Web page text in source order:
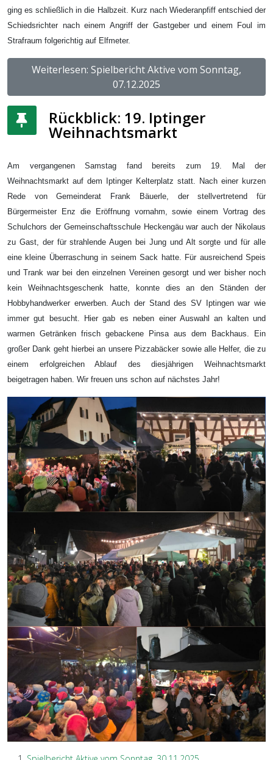
ging es schließlich in die Halbzeit. Kurz nach Wiederanpfiff entschied der
Schiedsrichter nach einem Angriff der Gastgeber und einem Foul im
Strafraum folgerichtig auf Elfmeter.
Weiterlesen: Spielbericht Aktive vom Sonntag,
07.12.2025
Rückblick: 19. Iptinger
Weihnachtsmarkt
Am vergangenen Samstag fand bereits zum 19. Mal der
Weihnachtsmarkt auf dem Iptinger Kelterplatz statt. Nach einer kurzen
Rede von Gemeinderat Frank Bäuerle, der stellvertretend für
Bürgermeister Enz die Eröffnung vornahm, sowie einem Vortrag des
Schulchors der Gemeinschaftsschule Heckengäu war auch der Nikolaus
zu Gast, der für strahlende Augen bei Jung und Alt sorgte und für alle
eine kleine Überraschung in seinem Sack hatte. Für ausreichend Speis
und Trank war bei den einzelnen Vereinen gesorgt und wer bisher noch
kein Weihnachtsgeschenk hatte, konnte dies an den Ständen der
Hobbyhandwerker erwerben. Auch der Stand des SV Iptingen war wie
immer gut besucht. Hier gab es neben einer Auswahl an kalten und
warmen Getränken frisch gebackene Pinsa aus dem Backhaus. Ein
großer Dank geht hierbei an unsere Pizzabäcker sowie alle Helfer, die zu
einem erfolgreichen Ablauf des diesjährigen Weihnachtsmarkt
beigetragen haben. Wir freuen uns schon auf nächstes Jahr!